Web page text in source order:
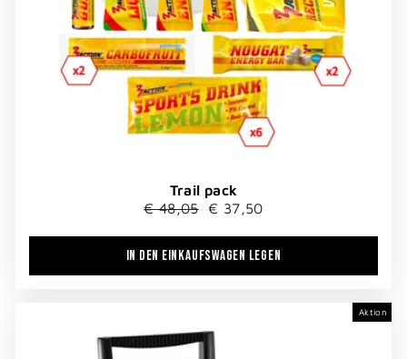
Trail pack
Normaler
€ 48,05 Sonderpreis
€ 37,50
IN DEN EINKAUFSWAGEN LEGEN
Aktion